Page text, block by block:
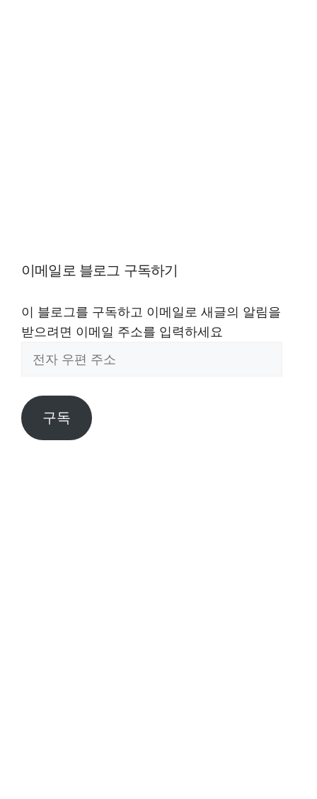
이메일로 블로그 구독하기
이 블로그를 구독하고 이메일로 새글의 알림을
받으려면 이메일 주소를 입력하세요
편
주
구독